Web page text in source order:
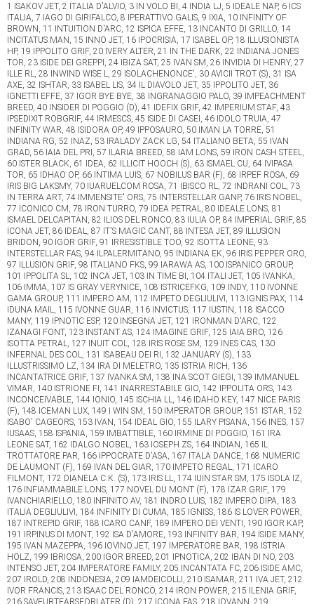
1 ISAKOV JET, 2 ITALIA D'ALVIO, 3 IN VOLO BI, 4 INDIA LJ, 5 IDEALE NAP, 6 ICS
ITALIA, 7 IAGO DI GIRIFALCO, 8 IPERATTIVO GALIS, 9 IXIA, 10 INFINITY OF
BROWN, 11 INTUITION D'ARC, 12 ISPICA EFFE, 13 INCANTO DI GRILLO, 14
INCITATUS MAN, 15 INNO JET, 16 IPOCRISIA, 17 ISABEL OP, 18 ILLUSIONISTA
HP, 19 IPPOLITO GRIF, 20 IVERY ALTER, 21 IN THE DARK, 22 INDIANA JONES
TOR, 23 ISIDE DEI GREPPI, 24 IBIZA SAT, 25 IVAN SM, 26 INVIDIA DI HENRY, 27
ILLE RL, 28 INWIND WISE L, 29 ISOLACHENONCE', 30 AVICII TROT (S), 31 ISA
AXE, 32 ISHTAR, 33 ISABEL LIS, 34 IL DIAVOLO JET, 35 IPPOLITO JET, 36
IGNETTI EFFE, 37 IGOR BYE BYE, 38 INGRANAGGIO PALO, 39 IMPEACHMENT
BREED, 40 INSIDER DI POGGIO (D), 41 IDEFIX GRIF, 42 IMPERIUM STAF, 43
IPSEDIXIT ROBGRIF, 44 IRMESCS, 45 ISIDE DI CASEI, 46 IDOLO TRUIA, 47
INFINITY WAR, 48 ISIDORA OP, 49 IPPOSAURO, 50 IMAN LA TORRE, 51
INDIANA RG, 52 INAZ, 53 IRALADY ZACK LG, 54 ITALIANO BETA, 55 IVAN
GRAD, 56 IAIA DEL PRI, 57 ILARIA BREED, 58 IAM LONS, 59 IRON CASH STEEL,
60 ISTER BLACK, 61 IDEA, 62 ILLICIT HOOCH (S), 63 ISMAEL CU, 64 IVIPASA
TOR, 65 IDHAO OP, 66 INTIMA LUIS, 67 NOBILUS BAR (F), 68 IRPEF ROSA, 69
IRIS BIG LAKSMY, 70 IUARUELCOM ROSA, 71 IBISCO RL, 72 INDRANI COL, 73
IN TERRA ART, 74 IMMENSITE' ORS, 75 INTERSTELLAR GANP, 76 IRIS NOBEL,
77 ICONICO CM, 78 IRON TURRO, 79 IDEA PETRAL, 80 IDEALE LONS, 81
ISMAEL DELCAPITAN, 82 ILIOS DEL RONCO, 83 IULIA OP, 84 IMPERIAL GRIF, 85
ICONA JET, 86 IDEAL, 87 IT'S MAGIC CANT, 88 INTESA JET, 89 ILLUSION
BRIDON, 90 IGOR GRIF, 91 IRRESISTIBLE TOO, 92 ISOTTA LEONE, 93
INTERSTELLAR FAS, 94 ILPALERMITANO, 95 INDIANA EK, 96 IRIS PEPPER ORO,
97 ILLUSION GRIF, 98 ITALIANO FKS, 99 IARAWA AS, 100 ISPANICO GROUP,
101 IPPOLITA SL, 102 INCA JET, 103 IN TIME BI, 104 ITALI JET, 105 IVANKA,
106 IMMA, 107 IS GRAY VERYNICE, 108 ISTRICEFKG, 109 INDY, 110 IVONNE
GAMA GROUP, 111 IMPERO AM, 112 IMPETO DEGLIULIVI, 113 IGNIS PAX, 114
IDUNA MAIL, 115 IVONNE GUAR, 116 INVICTUS, 117 IUSTIN, 118 ISACCO
MANY, 119 IPNOTIC ESP, 120 INSEGNA JET, 121 IRONMAN D'ARC, 122
IZANAGI FONT, 123 INSTANT AS, 124 IMAGINE GRIF, 125 IAIA BRO, 126
ISOTTA PETRAL, 127 INUIT COL, 128 IRIS ROSE SM, 129 INES CAS, 130
INFERNAL DES COL, 131 ISABEAU DEI RI, 132 JANUARY (S), 133
ILLUSTRISSIMO LZ, 134 IRA DI MELETRO, 135 ISTRIA RICH, 136
INCANTATRICE GRIF, 137 IVANKA SM, 138 INA SCOT GIEGI, 139 IMMANUEL
VIMAR, 140 ISTRIONE FI, 141 INARRESTABILE GIO, 142 IPPOLITA ORS, 143
INCONCEIVABLE, 144 IONIO, 145 ISCHIA LL, 146 IDAHO KEY, 147 NICE PARIS
(F), 148 ICEMAN LUX, 149 I WIN SM, 150 IMPERATOR GROUP, 151 ISTAR, 152
ISABO' CAGEORS, 153 IVAN, 154 IDEAL GIO, 155 ILARY PISANA, 156 INES, 157
IUSAAS, 158 ISPANIA, 159 IMBATTIBLE, 160 IRMINE DI POGGIO, 161 IRA
LEONE SAT, 162 IDALGO NOBEL, 163 IOSEPH ZS, 164 INDIAN, 165 IL
TROTTATORE PAR, 166 IPPOCRATE D'ASA, 167 ITALA DANCE, 168 NUMERIC
DE LAUMONT (F), 169 IVAN DEL GIAR, 170 IMPETO REGAL, 171 ICARO
FILMONT, 172 DIANELA C.K. (S), 173 IRIS LL, 174 IUIN STAR SM, 175 ISOLA IZ,
176 INFIAMMABILE LONS, 177 NOVEL DU MONT (F), 178 IZAR GRIF, 179
IVANCHIARIELLO, 180 INFINITO AV, 181 INDRO LUIS, 182 IMPERO DIPA, 183
ITALIA DEGLIULIVI, 184 INFINITY DI CUMA, 185 IGNISS, 186 IS LOVER POWER,
187 INTREPID GRIF, 188 ICARO CANF, 189 IMPERO DEI VENTI, 190 IGOR KAP,
191 IRPINUS DI MONT, 192 ISA D'AMORE, 193 INFINITY BAR, 194 ISIDE MANY,
195 IVAN MAZEPPA, 196 IOVINO JET, 197 IMPERATORE BAR, 198 ISTRIA
HOLZ, 199 IBRIOSA, 200 IGOR BREED, 201 IPNOTICA, 202 IBAN DI NO, 203
INTENSO JET, 204 IMPERATORE FAMILY, 205 INCANTATA FC, 206 ISIDE AMC,
207 IROLD, 208 INDONESIA, 209 IAMDEICOLLI, 210 ISAMAR, 211 IVA JET, 212
IVOR FRANCIS, 213 ISAAC DEL RONCO, 214 IRON POWER, 215 ILENIA GRIF,
216 SAVEURTEARSFORLATER (D), 217 ICONA FAS, 218 IOVANN, 219